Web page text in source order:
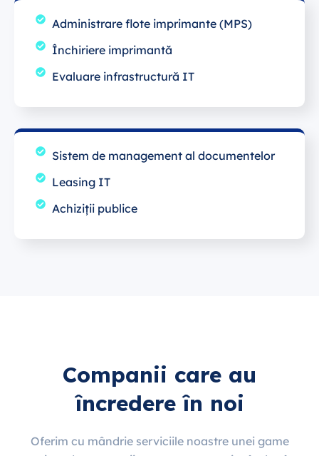
Administrare flote imprimante (MPS)
Închiriere imprimantă
Evaluare infrastructură IT
Sistem de management al documentelor
Leasing IT
Achiziții publice
Companii care au
încredere în noi
Oferim cu mândrie serviciile noastre unei game